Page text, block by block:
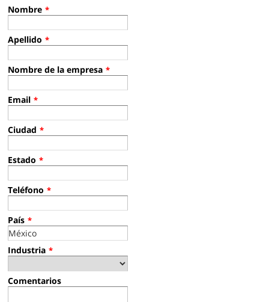
Nombre *
Apellido *
Nombre de la empresa *
Email *
Ciudad *
Estado *
Teléfono *
País *
Industria *
Comentarios